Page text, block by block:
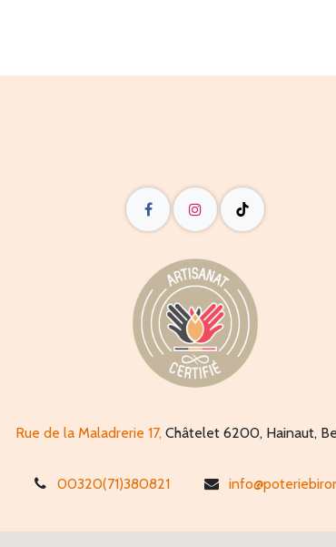
Rue de la Maladrerie 17, Châtelet 6200, Hainaut,
00320(71)380821